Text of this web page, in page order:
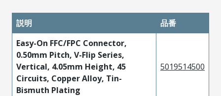
説明
品番
Easy-On FFC/FPC Connector,
0.50mm Pitch, V-Flip Series,
Vertical, 4.05mm Height, 45
Circuits, Copper Alloy, Tin-
Bismuth Plating
5019514500